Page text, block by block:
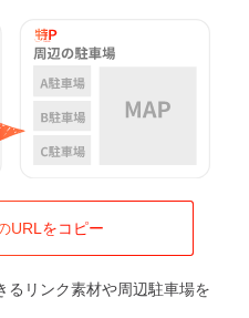
URLをコピー
るリンク素材や周辺駐車場を